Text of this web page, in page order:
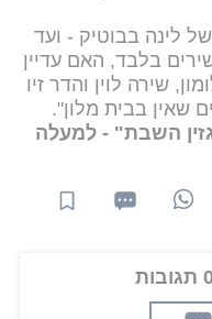
לינה בבוטיק - ועד
בלבד, האם עדיין
שירה לוין והדר זיו
שאין בבית מלון".
השבת" - למעלה